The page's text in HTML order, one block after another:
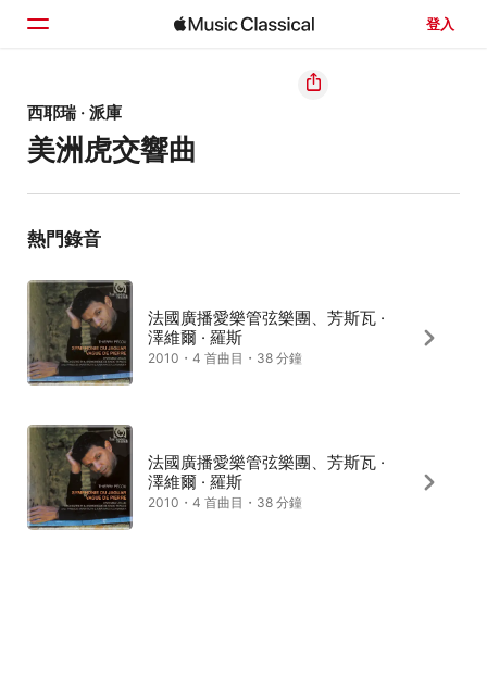
登入
首頁
瀏覽
搜尋
西耶瑞 · 派庫
美洲虎交響曲
熱門錄音
法國廣播愛樂管弦樂團、芳斯瓦 ·
澤維爾 · 羅斯
2010・4 首曲目・38 分鐘
法國廣播愛樂管弦樂團、芳斯瓦 ·
澤維爾 · 羅斯
2010・4 首曲目・38 分鐘